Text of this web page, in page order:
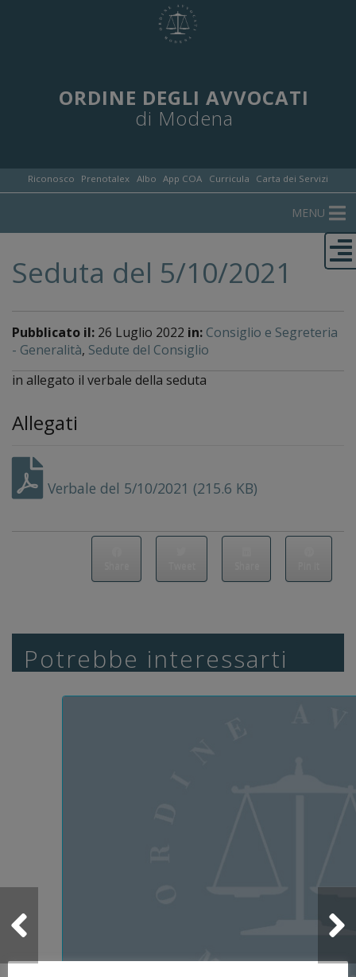
ORDINE DEGLI AVVOCATI
di Modena
Riconosco Prenotalex Albo App COA Curricula Carta dei Servizi
MENU
Seduta del 5/10/2021
Pubblicato il: 26 Luglio 2022 in: Consiglio e Segreteria
- Generalità, Sedute del Consiglio
in allegato il verbale della seduta
Allegati
Verbale del 5/10/2021 (215.6 KB)
Potrebbe interessarti